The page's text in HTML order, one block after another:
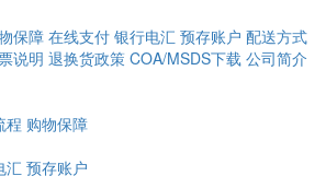
保障 在线支付 银行电汇 预存账户 配送方式
说明 退换货政策 COA/MSDS下载 公司简介
程 购物保障
汇 预存账户